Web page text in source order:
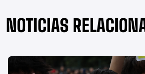
NOTICIAS